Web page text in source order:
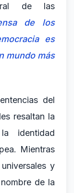
de las
de los
es
mundo más
del
resaltan la
identidad
Mientras
y
de la